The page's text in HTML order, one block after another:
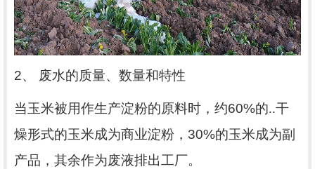
2、 废水的质量、数量和特性
当玉米被用作生产淀粉的原料时，约60%的..干
燥形式的玉米成为商业淀粉， 30%的玉米成为副
产品，其余作为废液排出工厂。